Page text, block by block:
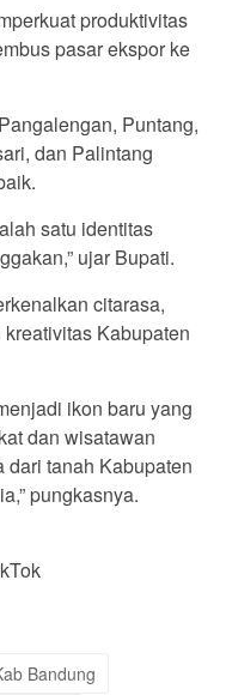
produktivitas
pasar ekspor ke
Puntang,
dan Palintang
satu identitas
ujar Bupati.
citarasa,
Kabupaten
ikon baru yang
dan wisatawan
tanah Kabupaten
pungkasnya.
Bandung